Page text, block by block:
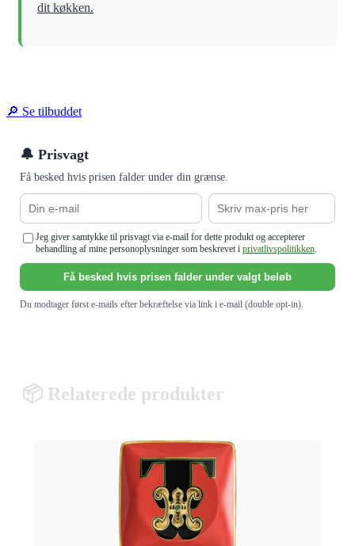
dit køkken.
🔎 Se tilbuddet
🔔 Prisvagt
Få besked hvis prisen falder under din grænse.
Jeg giver samtykke til prisvagt via e-mail for dette produkt og accepterer
behandling af mine personoplysninger som beskrevet i privatlivspolitikken.
Få besked hvis prisen falder under valgt beløb
Du modtager først e-mails efter bekræftelse via link i e-mail (double opt-in).
📦 Relaterede produkter